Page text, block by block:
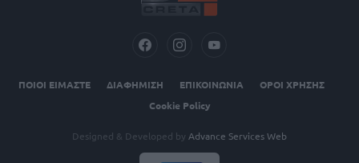
ΠΟΙΟΙ ΕΙΜΑΣΤΕ ΔΙΑΦΗΜΙΣΗ ΕΠΙΚΟΙΝΩΝΙΑ
ΟΡΟΙ ΧΡΗΣΗΣ
Cookie Policy
Designed & Developed by Advance Services Web